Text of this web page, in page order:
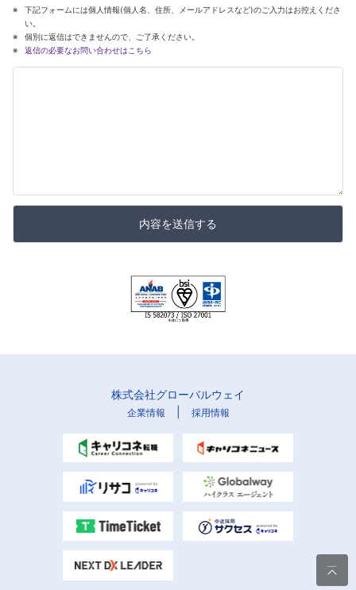
下記フォームには個人情報(個人名、住所、メールアドレスなど)のご入力はお控えくださ
い。
個別に返信はできませんので、ご了承ください。
返信の必要なお問い合わせはこちら
内容を送信する
株式会社グローバルウェイ
企業情報 採用情報
